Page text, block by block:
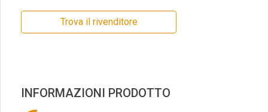
Trova il rivenditore
INFORMAZIONI PRODOTTO